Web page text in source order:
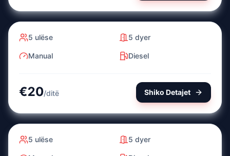
5 ulëse 5 dyer
Manual Diesel
€20/ditë Shiko Detajet
FORD FIESTA
2019
5 ulëse 5 dyer